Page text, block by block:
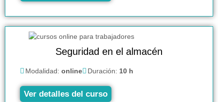
Seguridad en el almacén
Modalidad: online Duración: 10 h
Ver detalles del curso